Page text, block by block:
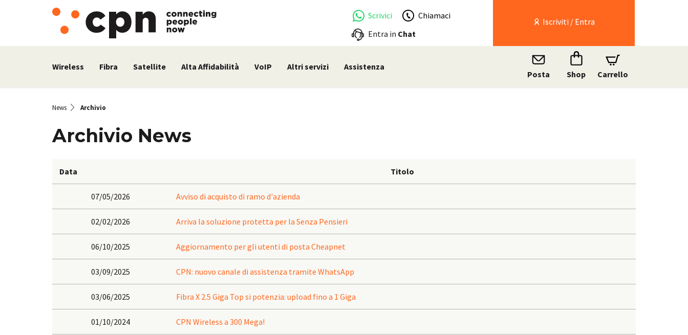
Scrivici
Chiamaci
Entra in Chat
Iscriviti / Entra
Wireless Fibra Satellite Alta Affidabilità VoIP Altri servizi Assistenza
Posta Shop Carrello
News Archivio
Archivio News
Data Titolo
07/05/2026 Avviso di acquisto di ramo d'azienda
02/02/2026 Arriva la soluzione protetta per la Senza Pensieri
06/10/2025 Aggiornamento per gli utenti di posta Cheapnet
03/09/2025 CPN: nuovo canale di assistenza tramite WhatsApp
03/06/2025 Fibra X 2.5 Giga Top si potenzia: upload fino a 1 Giga
01/10/2024 CPN Wireless a 300 Mega!